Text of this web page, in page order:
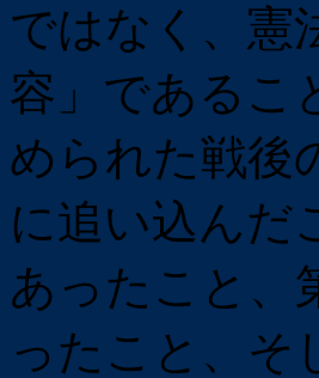
ではなく、憲
容」であるこ
められた戦後
に追い込んだ
あったこと、
ったこと、そ